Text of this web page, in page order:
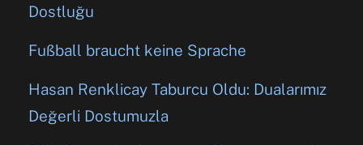
Dostluğu
Fußball braucht keine Sprache
Hasan Renklicay Taburcu Oldu: Dualarımız
Değerli Dostumuzla